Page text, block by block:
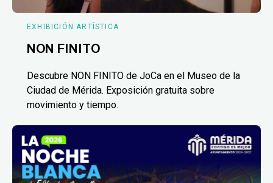
EXHIBICIÓN ARTÍSTICA
NON FINITO
Descubre NON FINITO de JoCa en el Museo de la
Ciudad de Mérida. Exposición gratuita sobre
movimiento y tiempo.